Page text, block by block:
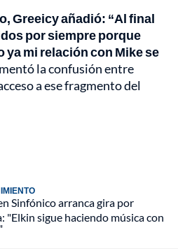
Greeicy añadió: “Al final
por siempre porque
ya mi relación con Mike se
la confusión entre
a ese fragmento del
Sinfónico arranca gira por
"Elkin sigue haciendo música con